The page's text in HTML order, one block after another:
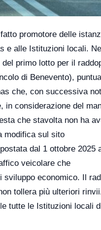
promotore delle
e alle Istituzioni locali.
primo lotto per il
di Benevento),
che, con successiva
in considerazione del
che stavolta non ha
modifica sul sito
dal 1 ottobre 2025
veicolare che
economico. Il
tollera più ulteriori
tutte le Istituzioni locali